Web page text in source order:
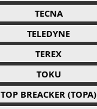
TECNA
TELEDYNE
TEREX
TOKU
TOP BREACKER (TOPA)